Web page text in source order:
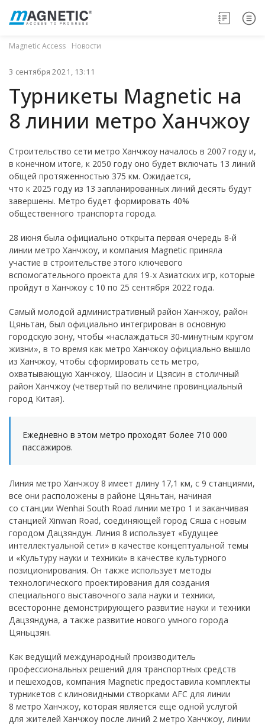
Magnetic Access Новости
3 сентября 2021, 13:11
Турникеты Magnetic на
8 линии метро Ханчжоу
Строительство сети метро Ханчжоу началось в 2007 году и,
в конечном итоге, к 2050 году оно будет включать 13 линий
общей протяженностью 375 км. Ожидается,
что к 2025 году из 13 запланированных линий десять будут
завершены. Метро будет формировать 40%
общественного транспорта города.
28 июня была официально открыта первая очередь 8-й
линии метро Ханчжоу, и компания Magnetic приняла
участие в строительстве этого ключевого
вспомогательного проекта для 19-х Азиатских игр, которые
пройдут в Ханчжоу с 10 по 25 сентября 2022 года.
Самый молодой административный район Ханчжоу, район
Цяньтан, был официально интегрирован в основную
городскую зону, чтобы «наслаждаться 30-минутным кругом
жизни», в то время как метро Ханчжоу официально вышло
из Ханчжоу, чтобы сформировать сеть метро,
охватывающую Ханчжоу, Шаосин и Цзясин в столичный
район Ханчжоу (четвертый по величине провинциальный
город Китая).
Ежедневно в этом метро проходят более 710 000
пассажиров.
Линия метро Ханчжоу 8 имеет длину 17,1 км, с 9 станциями,
все они расположены в районе Цяньтан, начиная
со станции Wenhai South Road линии метро 1 и заканчивая
станцией Xinwan Road, соединяющей город Сяша с новым
городом Дацзяндун. Линия 8 использует «Будущее
интеллектуальной сети» в качестве концептуальной темы
и «Культуру науки и техники» в качестве культурного
позиционирования. Он также использует методы
технологического проектирования для создания
специального выставочного зала науки и техники,
всесторонне демонстрирующего развитие науки и техники
Дацзяндуна, а также развитие нового умного города
Цяньцзян.
Как ведущий международный производитель
профессиональных решений для транспортных средств
и пешеходов, компания Magnetic предоставила комплекты
турникетов с клиновидными створками AFC для линии
8 метро Ханчжоу, которая является еще одной услугой
для жителей Ханчжоу после линий 2 метро Ханчжоу, линии